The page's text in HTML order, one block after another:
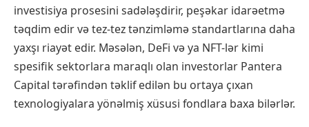
investisiya prosesini sadələşdirir, peşəkar idarəetmə
təqdim edir və tez-tez tənzimləmə standartlarına daha
yaxşı riayət edir. Məsələn, DeFi və ya NFT-lər kimi
spesifik sektorlara maraqlı olan investorlar Pantera
Capital tərəfindən təklif edilən bu ortaya çıxan
texnologiyalara yönəlmiş xüsusi fondlara baxa bilərlər.